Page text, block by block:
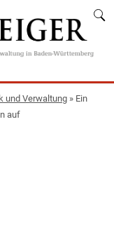
und Verwaltung » Ein
auf